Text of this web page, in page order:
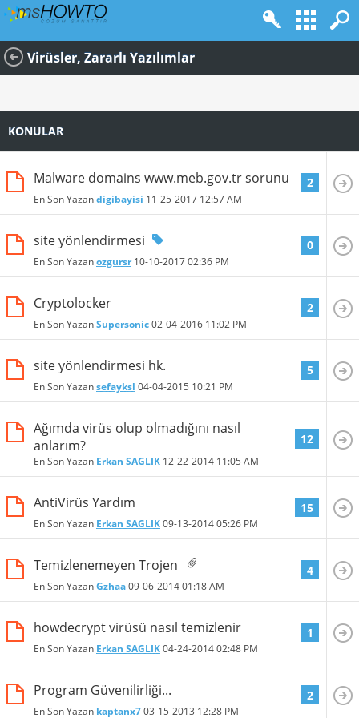
Virüsler, Zararlı Yazılımlar
KONULAR
Malware domains www.meb.gov.tr sorunu
En Son Yazandigibayisi 11-25-2017 12:57 AM
2
site yönlendirmesi
En Son Yazanozgursr10-10-201702:36 PM
0
Cryptolocker
En Son YazanSupersonic02-04-2016 11:02 PM
2
site yönlendirmesi hk.
En Son Yazansefayksl 04-04-2015 10:21 PM
5
Ağımda virüs olup olmadığını nasıl
anlarım?
En Son Yazan Erkan SAGLIK 12-22-2014 11:05 AM
12
AntiVirüs Yardım
En Son Yazan Erkan SAGLIK09-13-201405:26 PM
15
Temizlenemeyen Trojen
En Son YazanGzhaa09-06-201401:18 AM
4
howdecrypt virüsü nasıl temizlenir
En Son Yazan Erkan SAGLIK04-24-201402:48 PM
1
Program Güvenilirliği...
En Son Yazan kaptanx703-15-2013 12:28 PM
2